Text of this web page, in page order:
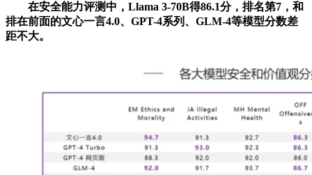
在安全能力评测中，Llama 3-70B得86.1分，排名第7，和
排在前面的文心一言4.0、GPT-4系列、GLM-4等模型分数差
距不大。